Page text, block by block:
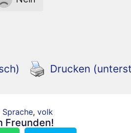
Drucken
Sprache, volk
Freunden!